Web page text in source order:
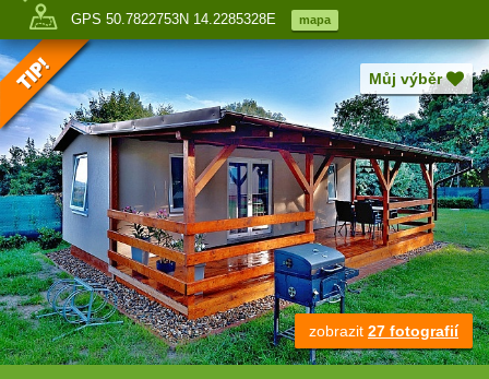
GPS 50.7822753N 14.2285328E
mapa
Můj výběr
zobrazit 27 fotografií